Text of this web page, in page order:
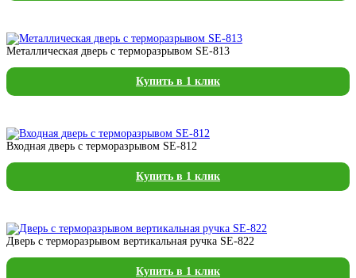
Металлическая дверь с терморазрывом SE-813
Купить в 1 клик
Входная дверь с терморазрывом SE-812
Купить в 1 клик
Дверь с терморазрывом вертикальная ручка SE-822
Купить в 1 клик